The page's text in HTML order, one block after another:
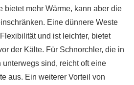
bietet mehr Wärme, kann aber die
Eine dünnere Weste
und ist leichter, bietet
der Kälte. Für Schnorchler, die in
sind, reicht oft eine
aus. Ein weiterer Vorteil von